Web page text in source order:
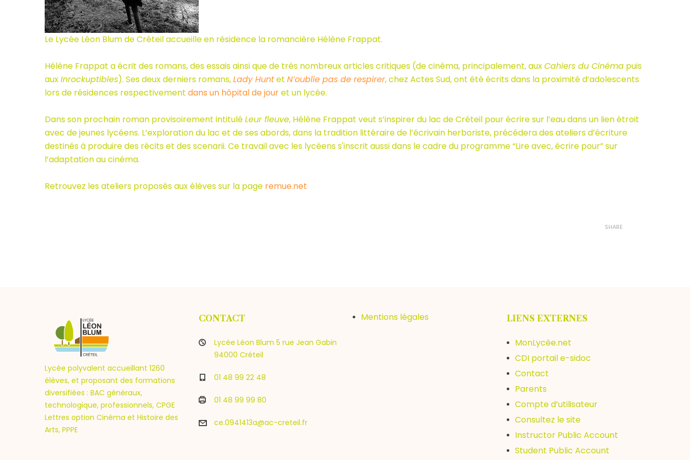
Le Lycée Léon Blum de Créteil accueille en résidence la romancière Hélène Frappat.
Hélène Frappat a écrit des romans, des essais ainsi que de très nombreux articles critiques (de cinéma, principalement, auxCahiers du Cinéma puis
auxInrockuptibles). Ses deux derniers romans,Lady Huntet N’oublie pas de respirer, chez Actes Sud, ont été écrits dans la proximité d’adolescents
lors de résidences respectivement dans un hôpital de jouret un lycée.
Dans son prochain roman provisoirement intituléLeur fleuve, Hélène Frappat veut s’inspirer du lac de Créteil pour écrire sur l’eau dans un lien étroit
avec de jeunes lycéens. L’exploration du lac et de ses abords, dans la tradition littéraire de l’écrivain herboriste, précédera des ateliers d’écriture
destinés à produire des récits et des scenarii. Ce travail avec les lycéens s'inscrit aussi dans le cadre du programme “Lire avec, écrire pour” sur
l’adaptation au cinéma.
Retrouvez les ateliers proposés aux élèves sur la page remue.net
SHARE
Lycée polyvalent accueillant 1260
élèves, et proposant des formations
diversifiées : BAC généraux,
technologique, professionnels, CPGE
Lettres option Cinéma et Histoire des
Arts, PPPE
CONTACT
Lycée Léon Blum 5 rue Jean Gabin
94000 Créteil
01 48 99 22 48
01 48 99 99 80
ce.0941413a@ac-creteil.fr
Mentions légales LIENS EXTERNES
MonLycée.net
CDI portail e-sidoc
Contact
Parents
Compte d’utilisateur
Consultez le site
Instructor Public Account
Student Public Account